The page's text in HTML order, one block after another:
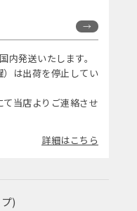
内発送いたします。
は出荷を停止してい
当店よりご連絡させ
詳細はこちら
)